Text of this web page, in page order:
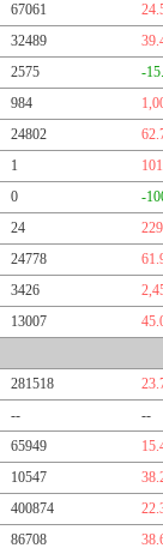
67061
32489
2575
-
984
24802
1
0
-
24
24778
3426
13007
281518
--
--
65949
10547
400874
86708